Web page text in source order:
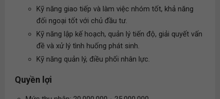
Kỹ năng giao tiếp và làm việc nhóm tốt, khả năng
đối ngoại tốt với chủ đầu tư.
Kỹ năng lập kế hoạch, quản lý tiến độ, giải quyết vấn
đề và xử lý tình huống phát sinh.
Kỹ năng quản lý, điều phối nhân lực.
Quyền lợi